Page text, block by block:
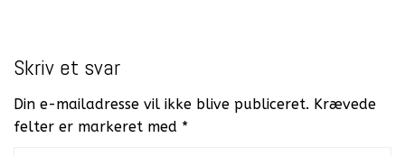
Skriv et svar
Din e-mailadresse vil ikke blive publiceret. Krævede
felter er markeret med *